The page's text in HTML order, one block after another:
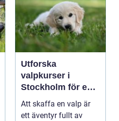
Utforska
valpkurser i
Stockholm för en
lycklig och
välanpassad valp
Att skaffa en valp är
ett äventyr fullt av